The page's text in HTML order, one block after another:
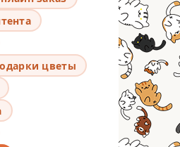
цветы